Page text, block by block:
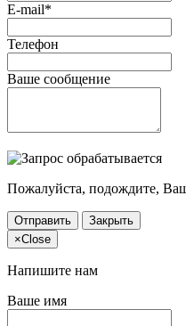
E-mail*
Телефон
Ваше сообщение
Пожалуйста, подождите, Ваш
Отправить
Закрыть
×Close
Напишите нам
Ваше имя